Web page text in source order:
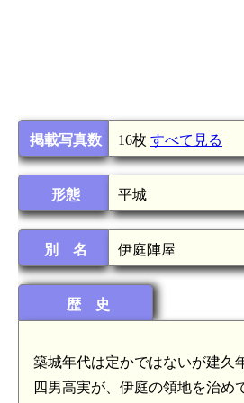
掲載写真数 16枚 すべて見る
形態 平城
別 名 伊庭陣屋
歴 史
築城年代は定かではないが建久
四男高実が、伊庭の領地を治め